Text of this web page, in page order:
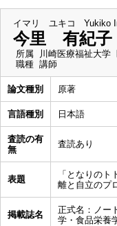
イマリ ユキコ Yukiko
今里 有紀子
所属
川崎医療福祉大学
職種 講師
論文種別 原著
言語種別 日本語
査読の有
無
査読あり
表題
「となりの
離と自立のプ
掲載誌名
正式名：ノー
学・食品栄養